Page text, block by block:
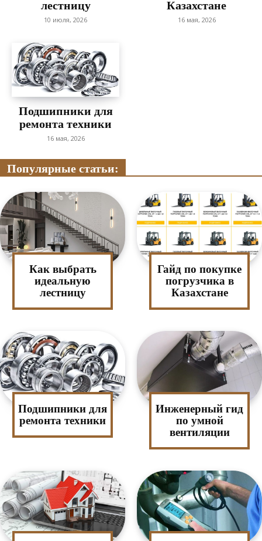
лестницу
10 июля, 2026
Казахстане
16 мая, 2026
Подшипники для
ремонта техники
16 мая, 2026
Популярные статьи:
Как выбрать
идеальную
лестницу
Гайд по покупке
погрузчика в
Казахстане
Подшипники для
ремонта техники
Инженерный гид
по умной
вентиляции